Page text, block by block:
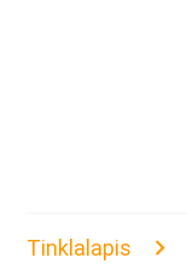
Tinklalapis